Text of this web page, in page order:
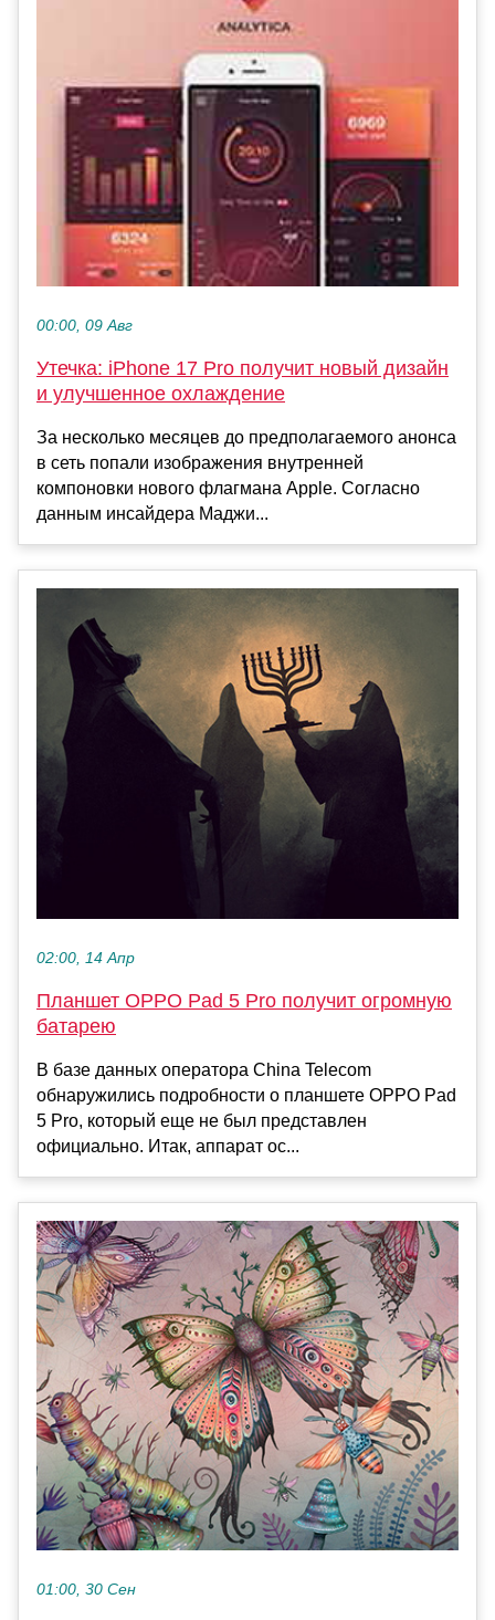
00:00, 09 Авг
Утечка: iPhone 17 Pro получит новый дизайн
и улучшенное охлаждение
За несколько месяцев до предполагаемого анонса
в сеть попали изображения внутренней
компоновки нового флагмана Apple. Согласно
данным инсайдера Маджи...
02:00, 14 Апр
Планшет OPPO Pad 5 Pro получит огромную
батарею
В базе данных оператора China Telecom
обнаружились подробности о планшете OPPO Pad
5 Pro, который еще не был представлен
официально. Итак, аппарат ос...
01:00, 30 Сен